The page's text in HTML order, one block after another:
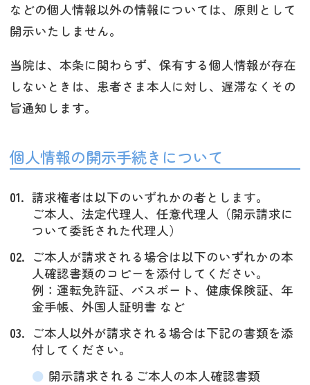
などの個人情報以外の情報については、原則として
開示いたしません。
当院は、本条に関わらず、保有する個人情報が存在
しないときは、患者さま本人に対し、遅滞なくその
旨通知します。
個人情報の開示手続きについて
請求権者は以下のいずれかの者とします。
ご本人、法定代理人、任意代理人（開示請求に
ついて委託された代理人）
ご本人が請求される場合は以下のいずれかの本
人確認書類のコピーを添付してください。
例：運転免許証、パスポート、健康保険証、年
金手帳、外国人証明書 など
ご本人以外が請求される場合は下記の書類を添
付してください。
開示請求されるご本人の本人確認書類